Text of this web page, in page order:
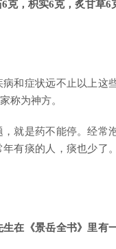
，枳实6克，炙甘草6
和症状远不止以上这
称为神方。
就是药不能停。经常
有痰的人，痰也少了
生在《景岳全书》里有